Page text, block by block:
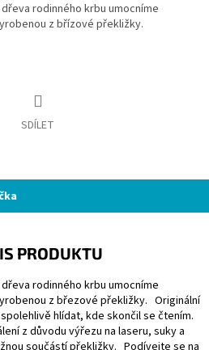
rodinného krbu umocníme
z břízové překližky.
SDÍLET
PRODUKTU
rodinného krbu umocníme
z březové překližky. Originální
hlídat, kde skončil se čtením.
z důvodu výřezu na laseru, suky a